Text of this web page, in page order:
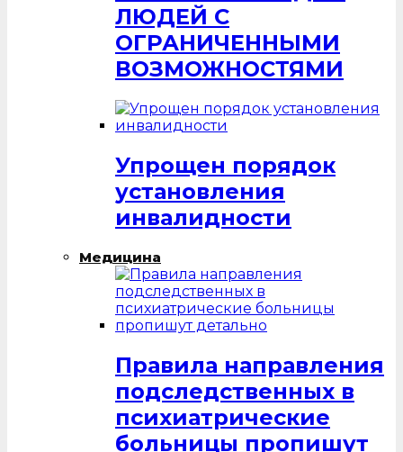
ЛЮДЕЙ С
ОГРАНИЧЕННЫМИ
ВОЗМОЖНОСТЯМИ
Упрощен порядок
установления
инвалидности
Медицина
Правила направления
подследственных в
психиатрические
больницы пропишут